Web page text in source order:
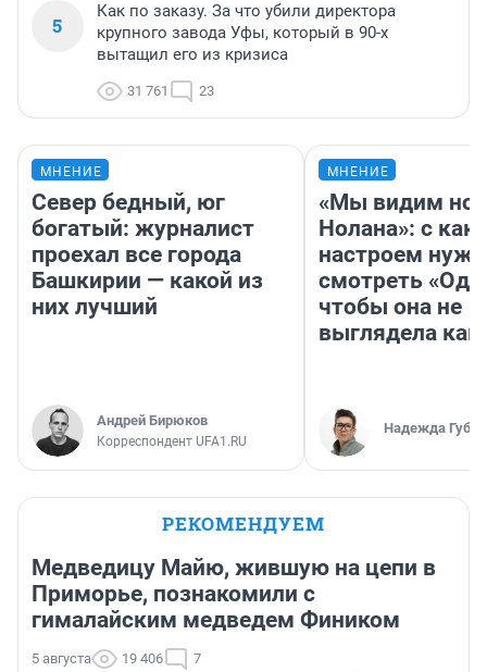
5
Как по заказу. За что убили директора
крупного завода Уфы, который в 90-х
вытащил его из кризиса
31 761 23
МНЕНИЕ
Север бедный, юг
богатый: журналист
проехал все города
Башкирии — какой из
них лучший
Андрей Бирюков
Корреспондент UFA1.RU
МНЕНИЕ
«Мы видим
Нолана»: с
настроем
смотреть
чтобы она не
выглядела как
Надежда
РЕКОМЕНДУЕМ
Медведицу Майю, жившую на цепи в
Приморье, познакомили с
гималайским медведем Фиником
5 августа 19 406 7